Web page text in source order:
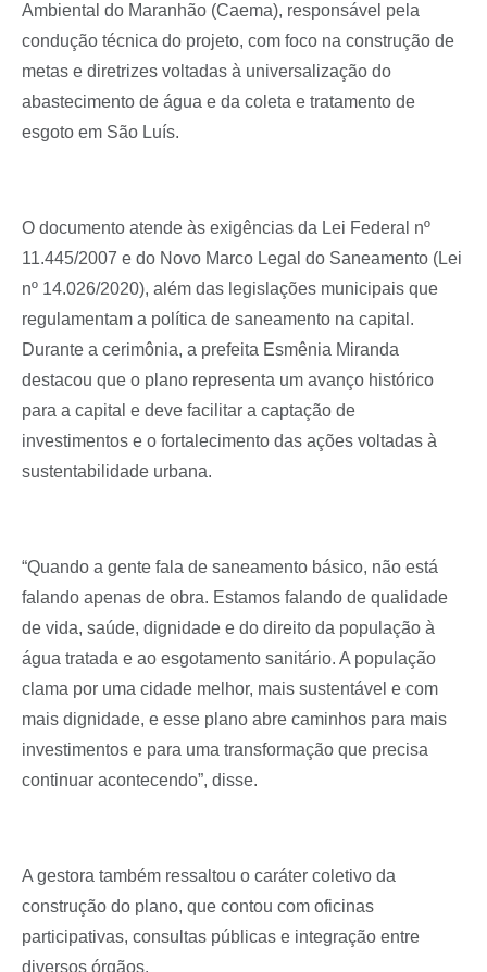
Ambiental do Maranhão (Caema), responsável pela
condução técnica do projeto, com foco na construção de
metas e diretrizes voltadas à universalização do
abastecimento de água e da coleta e tratamento de
esgoto em São Luís.
O documento atende às exigências da Lei Federal nº
11.445/2007 e do Novo Marco Legal do Saneamento (Lei
nº 14.026/2020), além das legislações municipais que
regulamentam a política de saneamento na capital.
Durante a cerimônia, a prefeita Esmênia Miranda
destacou que o plano representa um avanço histórico
para a capital e deve facilitar a captação de
investimentos e o fortalecimento das ações voltadas à
sustentabilidade urbana.
“Quando a gente fala de saneamento básico, não está
falando apenas de obra. Estamos falando de qualidade
de vida, saúde, dignidade e do direito da população à
água tratada e ao esgotamento sanitário. A população
clama por uma cidade melhor, mais sustentável e com
mais dignidade, e esse plano abre caminhos para mais
investimentos e para uma transformação que precisa
continuar acontecendo”, disse.
A gestora também ressaltou o caráter coletivo da
construção do plano, que contou com oficinas
participativas, consultas públicas e integração entre
diversos órgãos.